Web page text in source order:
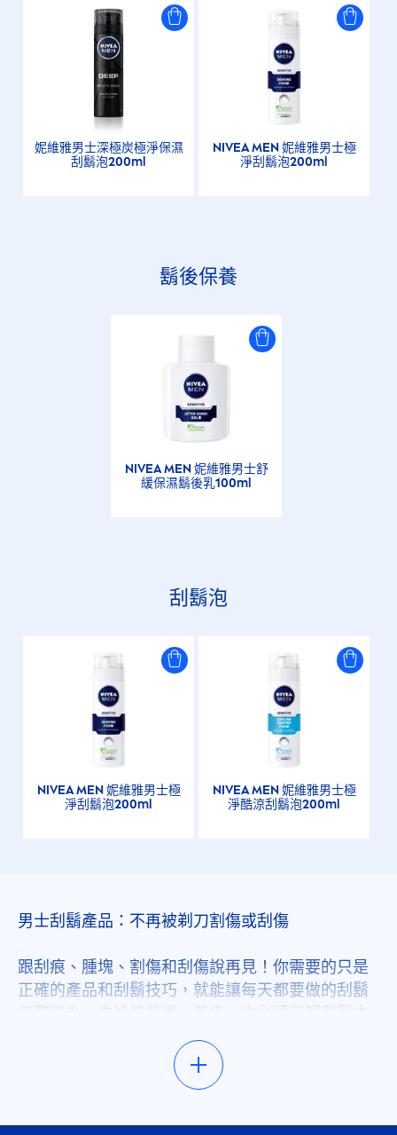
妮維雅男士深極炭極淨保濕
刮鬍泡200ml
NIVEA MEN妮維雅男士極
淨刮鬍泡200ml
鬍後保養
NIVEA MEN妮維雅男士舒
緩保濕鬍後乳100ml
刮鬍泡
NIVEA MEN妮維雅男士極
淨刮鬍泡200ml
NIVEA MEN妮維雅男士極
淨酷涼刮鬍泡200ml
男士刮鬍產品：不再被剃刀割傷或刮傷
跟刮痕、腫塊、割傷和刮傷說再見！你需要的只是
正確的產品和刮鬍技巧，就能讓每天都要做的刮鬍
身並不是刮鬍工作的第一個步驟。一開始，你必須
先針對肌膚著手，才能把刮鬍對肌膚產生的摩擦化
作最小。首先，使用熱毛巾暖化刮鬍部位，或是在
膠、刮鬍膏或泡沫，依你的需求而定，需要時不要